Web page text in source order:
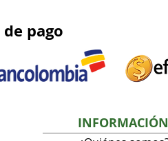
de pago
INFORMACIÓN